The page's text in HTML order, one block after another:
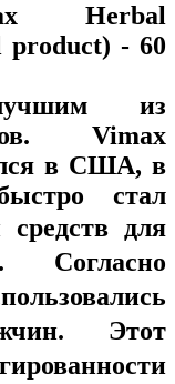
Herbal
product) - 60
из
Vimax
в США, в
стал
средств для
Согласно
Этот